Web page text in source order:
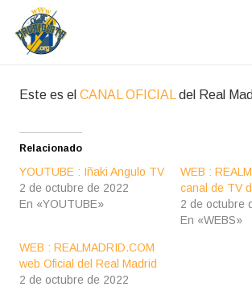
Este es el CANAL OFICIAL del Real
Relacionado
YOUTUBE : Iñaki Angulo TV
2 de octubre de 2022
En «YOUTUBE»
WEB :
canal de TV
2 de octubre
En «WEBS»
WEB : REALMADRID.COM
web Oficial del Real Madrid
2 de octubre de 2022